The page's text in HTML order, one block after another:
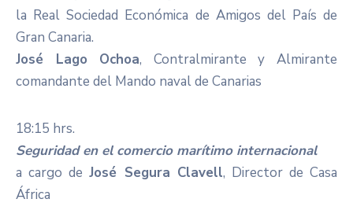
la Real Sociedad Económica de Amigos del País de
Gran Canaria.
José Lago Ochoa, Contralmirante y Almirante
comandante del Mando naval de Canarias
18:15 hrs.
Seguridad en el comercio marítimo internacional
a cargo deJosé Segura Clavell, Director de Casa
África